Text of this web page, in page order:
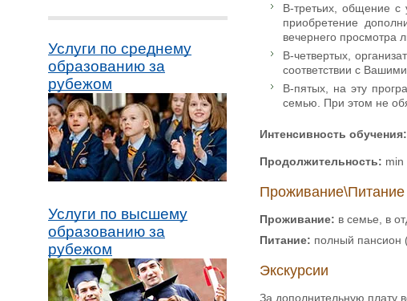
Услуги по среднему
образованию за
рубежом
Услуги по высшему
образованию за
рубежом
В-третьих, общение с
приобретение
вечернего просмотра
В-четвертых,
соответствии с
В-пятых, на эту
семью. При этом не
Интенсивность обучения:
Продолжительность: min
Проживание\Питание
Проживание: в семье, в
Питание: полный пансион
Экскурсии
За дополнительную плату